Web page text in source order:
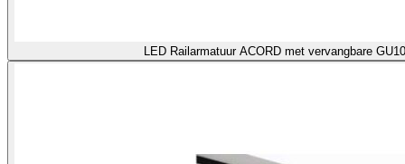
LED Railarmatuur ACORD met